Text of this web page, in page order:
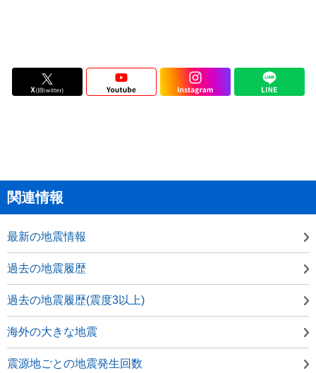
関連情報
最新の地震情報
過去の地震履歴
過去の地震履歴(震度3以上)
海外の大きな地震
震源地ごとの地震発生回数